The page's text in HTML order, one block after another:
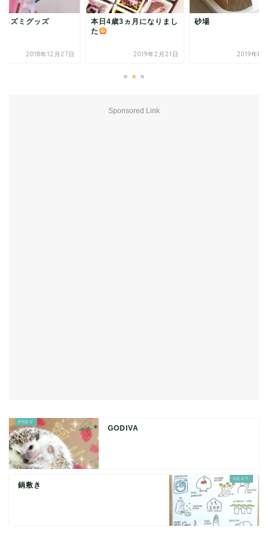
ネズミグッズ
2018年12月27日
本日4歳3ヵ月になりまし
た
2019年2月21日
砂場
2019年8
Sponsored Link
GODIVA
鍋敷き